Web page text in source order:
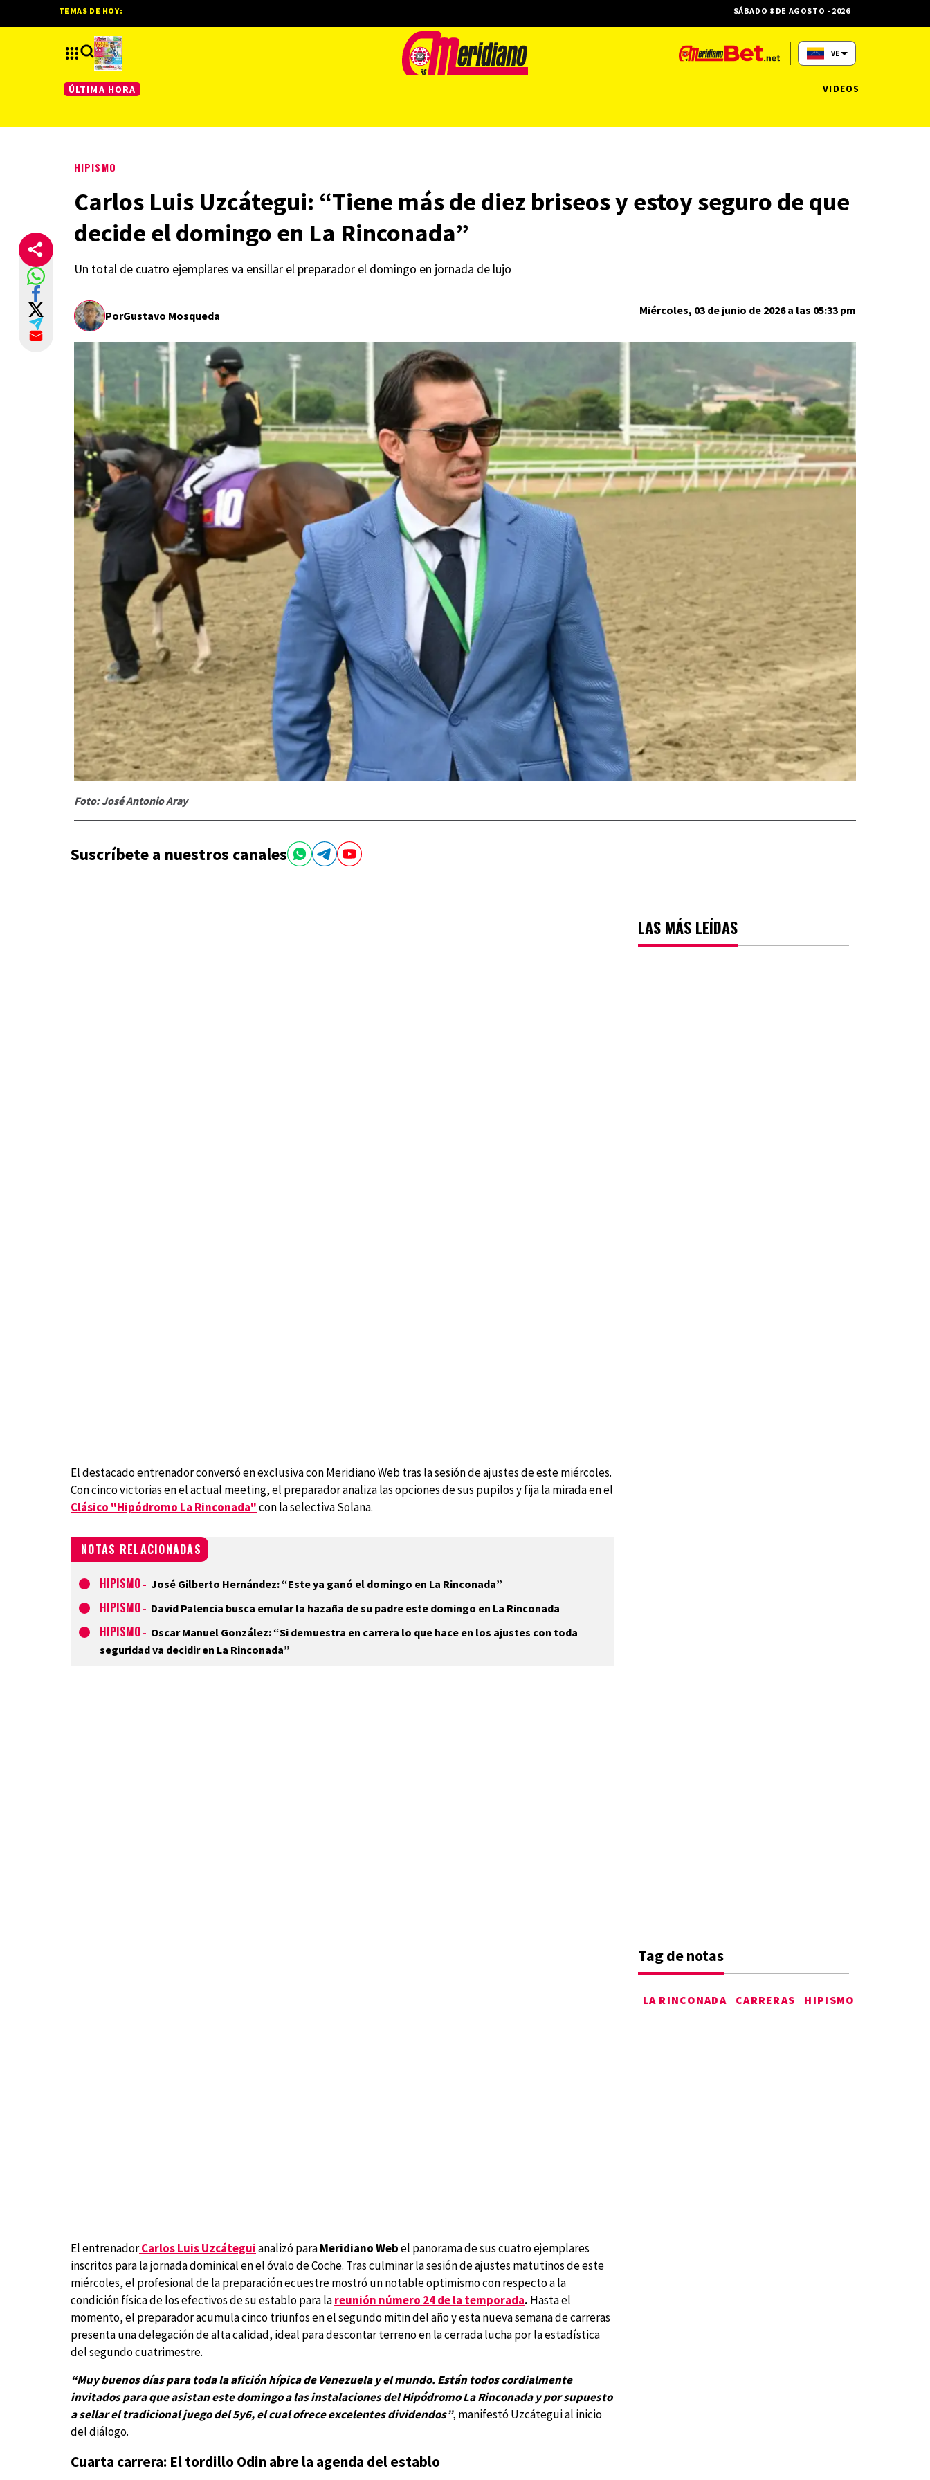
HIPISMO
Carlos Luis Uzcátegui: “Tiene más de diez briseos y estoy seguro de que
decide el domingo en La Rinconada”
Un total de cuatro ejemplares va ensillar el preparador el domingo en jornada de lujo
PorGustavo Mosqueda Miércoles, 03 de junio de 2026 a las 05:33 pm
Foto: José Antonio Aray
Suscríbete a nuestros canales
El destacado entrenador conversó en exclusiva con Meridiano Web tras la sesión de ajustes de este miércoles.
Con cinco victorias en el actual meeting, el preparador analiza las opciones de sus pupilos y fija la mirada en el
Clásico "Hipódromo La Rinconada"con la selectiva Solana.
NOTAS RELACIONADAS
HIPISMO - José Gilberto Hernández: “Este ya ganó el domingo en La Rinconada”
HIPISMO - David Palencia busca emular la hazaña de su padre este domingo en La Rinconada
HIPISMO - Oscar Manuel González: “Si demuestra en carrera lo que hace en los ajustes con toda
seguridad va decidir en La Rinconada”
El entrenadorCarlos Luis Uzcáteguianalizó paraMeridiano Webel panorama de sus cuatro ejemplares
inscritos para la jornada dominical en el óvalo de Coche. Tras culminar la sesión de ajustes matutinos de este
miércoles, el profesional de la preparación ecuestre mostró un notable optimismo con respecto a la
condición física de los efectivos de su establo para lareunión número 24 de la temporada. Hasta el
momento, el preparador acumula cinco triunfos en el segundo mitin del año y esta nueva semana de carreras
presenta una delegación de alta calidad, ideal para descontar terreno en la cerrada lucha por la estadística
del segundo cuatrimestre.
“Muy buenos días para toda la afición hípica de Venezuela y el mundo. Están todos cordialmente
invitados para que asistan este domingo a las instalaciones del Hipódromo La Rinconada y por supuesto
a sellar el tradicional juego del 5y6, el cual ofrece excelentes dividendos”, manifestó Uzcátegui al inicio
del diálogo.
Cuarta carrera: El tordillo Odin abre la agenda del establo
LAS MÁS LEÍDAS
Tag de notas
LA RINCONADA CARRERAS HIPISMO
TEMAS DE HOY: SÁBADO 8 DE AGOSTO - 2026
VE
ÚLTIMA HORA VIDEOS